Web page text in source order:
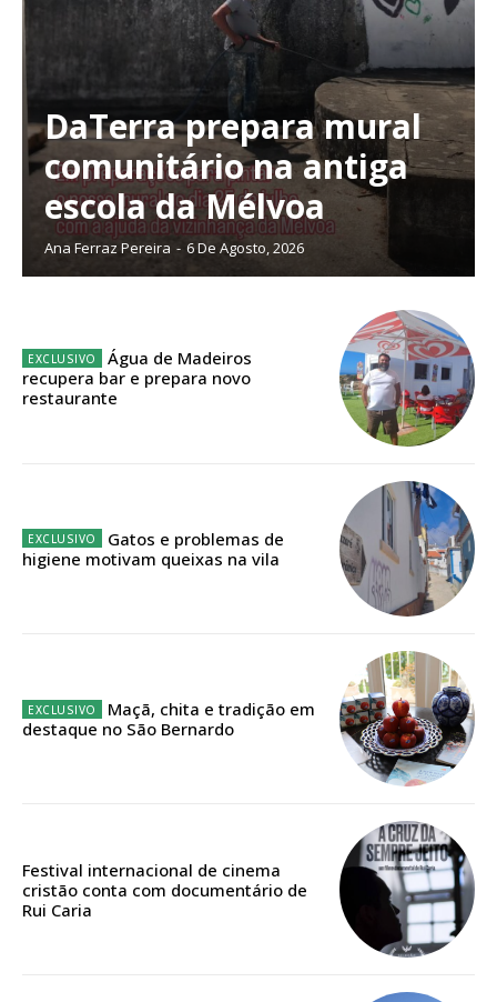
Planos de Assinatura
Faça-se assinante do Região de Cister e ajude-nos a manter este serviço
público!
Sendo assinante terá acesso a todos os conteúdos exclusivos e versões
12 meses
Acesso aos conteúdos Exclusivos para
assinantes
DaTerra prepara mural
comunitário na antiga
escola da Mélvoa
Ana Ferraz Pereira - 6 De Agosto, 2026
Água de Madeiros
recupera bar e prepara novo
restaurante
Gatos e problemas de
higiene motivam queixas na vila
Maçã, chita e tradição em
destaque no São Bernardo
Festival internacional de cinema
cristão conta com documentário de
Rui Caria